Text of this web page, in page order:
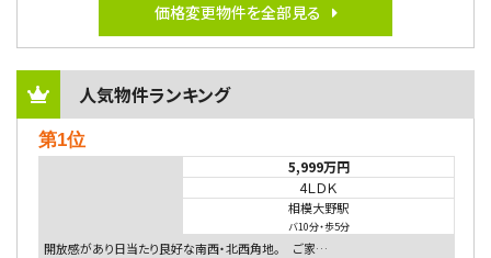
価格変更物件を全部見る
人気物件ランキング
第1位
5,999万円
4ＬＤＫ
相模大野駅
バ10分・歩5分
開放感があり日当たり良好な南西・北西角地。 ご家…